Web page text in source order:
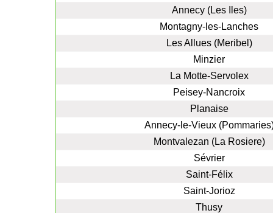
Annecy (Les Iles)
Montagny-les-Lanches
Les Allues (Meribel)
Minzier
La Motte-Servolex
Peisey-Nancroix
Planaise
Annecy-le-Vieux
Montvalezan (La Rosiere)
Sévrier
Saint-Félix
Saint-Jorioz
Thusy